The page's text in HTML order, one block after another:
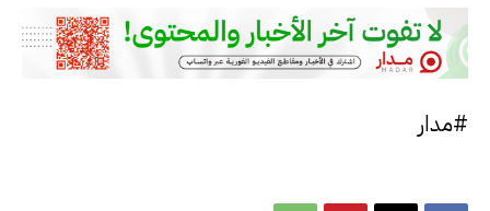
#مدار